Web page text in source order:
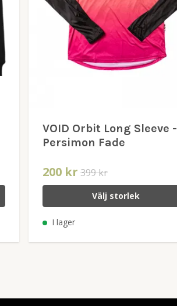
VOID Orbit Long Sleeve -
Persimon Fade
200 kr 399 kr
Välj storlek
I lager